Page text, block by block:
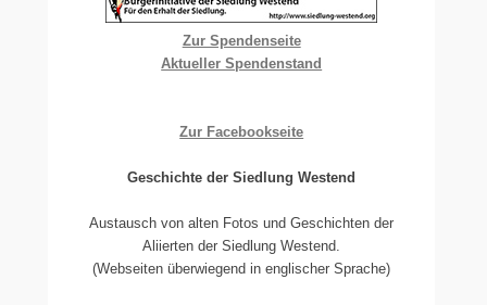
Zur Spendenseite
Aktueller Spendenstand
Zur Facebookseite
Geschichte der Siedlung Westend
Austausch von alten Fotos und Geschichten der
Aliierten der Siedlung Westend.
(Webseiten überwiegend in englischer Sprache)